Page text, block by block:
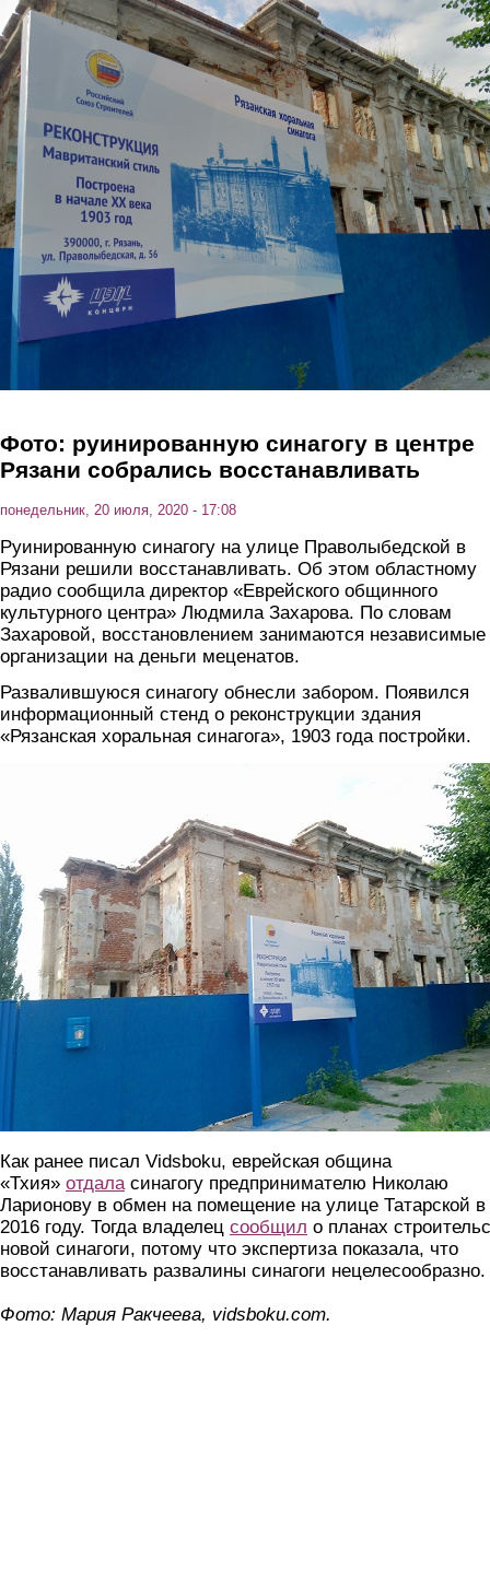
Перейти к основному содержанию
Фото: руинированную синагогу в центре
Рязани собрались восстанавливать
понедельник, 20 июля, 2020 - 17:08
Руинированную синагогу на улице Праволыбедской в
Рязани решили восстанавливать. Об этом областному
радио сообщила директор «Еврейского общинного
культурного центра» Людмила Захарова. По словам
Захаровой, восстановлением занимаются независимые
организации на деньги меценатов.
Развалившуюся синагогу обнесли забором. Появился
информационный стенд о реконструкции здания
«Рязанская хоральная синагога», 1903 года постройки.
Как ранее писал Vidsboku, еврейская община
«Тхия» отдаласинагогу предпринимателю Николаю
Ларионову в обмен на помещение на улице Татарской в
2016 году. Тогда владелец сообщил о планах
новой синагоги, потому что экспертиза показала, что
восстанавливать развалины синагоги нецелесообразно.
Фото: Мария Ракчеева, vidsboku.com.